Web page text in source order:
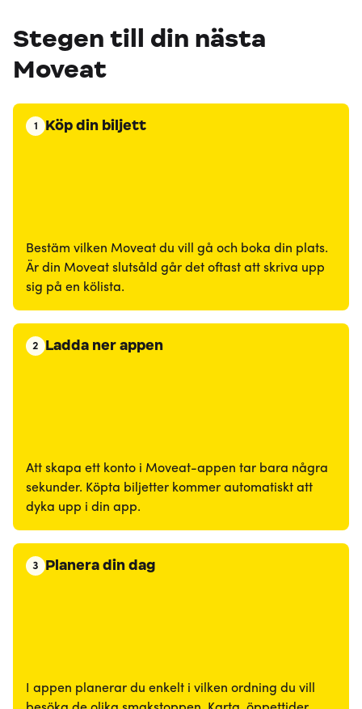
Stegen till din nästa
Moveat
1 Köp din biljett
Bestäm vilken Moveat du vill gå och boka din plats.
Är din Moveat slutsåld går det oftast att skriva upp
sig på en kölista.
2 Ladda ner appen
Att skapa ett konto i Moveat-appen tar bara några
sekunder. Köpta biljetter kommer automatiskt att
dyka upp i din app.
3 Planera din dag
I appen planerar du enkelt i vilken ordning du vill